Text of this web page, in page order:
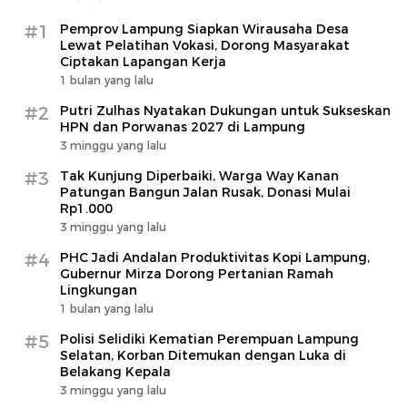
#1
Pemprov Lampung Siapkan Wirausaha Desa
Lewat Pelatihan Vokasi, Dorong Masyarakat
Ciptakan Lapangan Kerja
1 bulan yang lalu
#2
Putri Zulhas Nyatakan Dukungan untuk Sukseskan
HPN dan Porwanas 2027 di Lampung
3 minggu yang lalu
#3
Tak Kunjung Diperbaiki, Warga Way Kanan
Patungan Bangun Jalan Rusak, Donasi Mulai
Rp1.000
3 minggu yang lalu
#4
PHC Jadi Andalan Produktivitas Kopi Lampung,
Gubernur Mirza Dorong Pertanian Ramah
Lingkungan
1 bulan yang lalu
#5
Polisi Selidiki Kematian Perempuan Lampung
Selatan, Korban Ditemukan dengan Luka di
Belakang Kepala
3 minggu yang lalu